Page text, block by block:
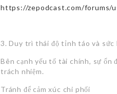
https://zepodcast.com/forums/
3. Duy trì thái độ tỉnh táo và sức
Bên cạnh yếu tố tài chính, sự ổn
trách nhiệm.
Tránh để cảm xúc chi phối